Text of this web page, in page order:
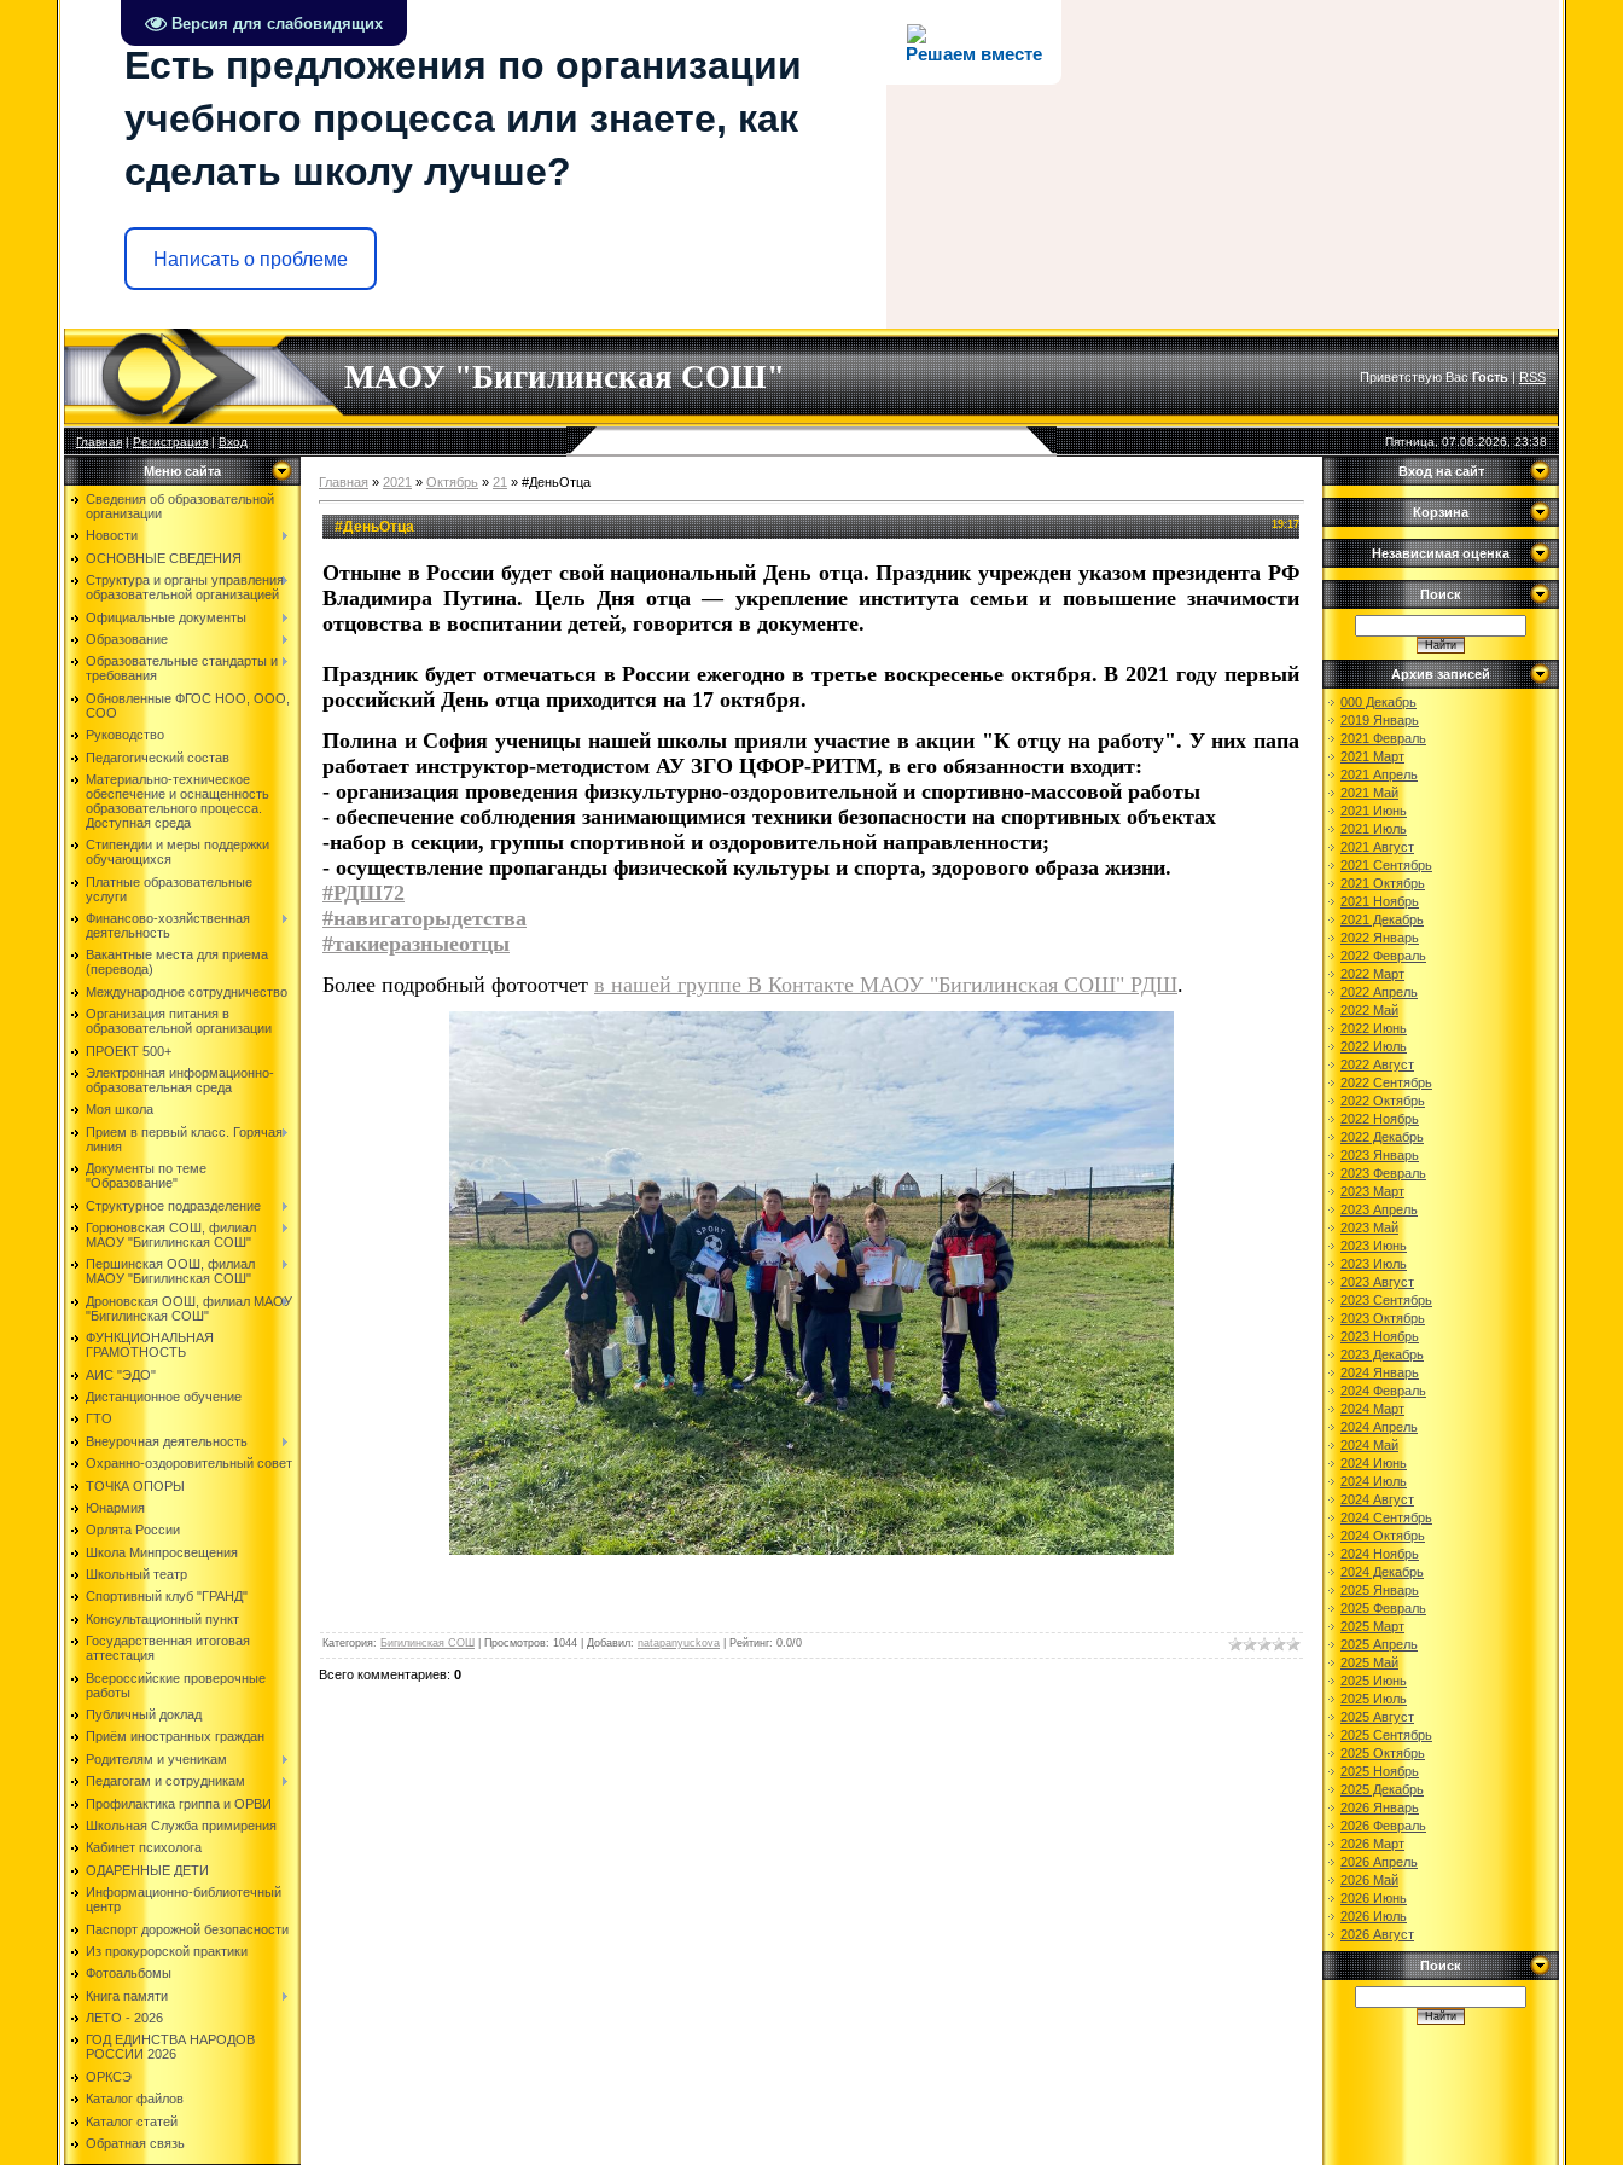
Версия для слабовидящих
Решаем вместе
Есть предложения по организации
учебного процесса или знаете, как
сделать школу лучше?
Написать о проблеме
МАОУ "Бигилинская СОШ" Приветствую Вас Гость|RSS
Главная|Регистрация|Вход Пятница, 07.08.2026, 23:38
Меню сайта
Сведения об образовательной
организации
Новости
ОСНОВНЫЕ СВЕДЕНИЯ
Структура и органы управления
образовательной организацией
Официальные документы
Образование
Образовательные стандарты и
требования
Обновленные ФГОС НОО, ООО,
СОО
Руководство
Педагогический состав
Материально-техническое
обеспечение и оснащенность
образовательного процесса.
Доступная среда
Стипендии и меры поддержки
обучающихся
Платные образовательные
услуги
Финансово-хозяйственная
деятельность
Вакантные места для приема
(перевода)
Международное сотрудничество
Организация питания в
образовательной организации
ПРОЕКТ 500+
Электронная информационно-
образовательная среда
Моя школа
Прием в первый класс. Горячая
линия
Документы по теме
"Образование"
Структурное подразделение
Горюновская СОШ, филиал
МАОУ "Бигилинская СОШ"
Першинская ООШ, филиал
МАОУ "Бигилинская СОШ"
Дроновская ООШ, филиал МАОУ
"Бигилинская СОШ"
ФУНКЦИОНАЛЬНАЯ
ГРАМОТНОСТЬ
АИС "ЭДО"
Дистанционное обучение
ГТО
Внеурочная деятельность
Охранно-оздоровительный совет
ТОЧКА ОПОРЫ
Юнармия
Орлята России
Школа Минпросвещения
Школьный театр
Спортивный клуб "ГРАНД"
Консультационный пункт
Государственная итоговая
аттестация
Всероссийские проверочные
работы
Публичный доклад
Приём иностранных граждан
Родителям и ученикам
Педагогам и сотрудникам
Профилактика гриппа и ОРВИ
Школьная Служба примирения
Кабинет психолога
ОДАРЕННЫЕ ДЕТИ
Информационно-библиотечный
центр
Паспорт дорожной безопасности
Из прокурорской практики
Фотоальбомы
Книга памяти
ЛЕТО - 2026
ГОД ЕДИНСТВА НАРОДОВ
РОССИИ 2026
ОРКСЭ
Каталог файлов
Каталог статей
Обратная связь
Главная » 2021 » Октябрь » 21 » #ДеньОтца
19:17
#ДеньОтца
Отныне в России будет свой национальный День отца. Праздник учрежден указом президента РФ
Владимира Путина. Цель Дня отца — укрепление института семьи и повышение значимости
отцовства в воспитании детей, говорится в документе.
Праздник будет отмечаться в России ежегодно в третье воскресенье октября. В 2021 году первый
российский День отца приходится на 17 октября.
Полина и София ученицы нашей школы прияли участие в акции "К отцу на работу". У них папа
работает инструктор-методистом АУ ЗГО ЦФОР-РИТМ, в его обязанности входит:
- организация проведения физкультурно-оздоровительной и спортивно-массовой работы
- обеспечение соблюдения занимающимися техники безопасности на спортивных объектах
-набор в секции, группы спортивной и оздоровительной направленности;
- осуществление пропаганды физической культуры и спорта, здорового образа жизни.
#РДШ72
#навигаторыдетства
#такиеразныеотцы
Более подробный фотоотчет в нашей группе В Контакте МАОУ "Бигилинская СОШ" РДШ.
Категория: Бигилинская СОШ Просмотров: 1044 Добавил: natapanyuckova Рейтинг: 0.0/0
Всего комментариев: 0
Вход на сайт
Корзина
Независимая оценка
Поиск
Архив записей
000 Декабрь
2019 Январь
2021 Февраль
2021 Март
2021 Апрель
2021 Май
2021 Июнь
2021 Июль
2021 Август
2021 Сентябрь
2021 Октябрь
2021 Ноябрь
2021 Декабрь
2022 Январь
2022 Февраль
2022 Март
2022 Апрель
2022 Май
2022 Июнь
2022 Июль
2022 Август
2022 Сентябрь
2022 Октябрь
2022 Ноябрь
2022 Декабрь
2023 Январь
2023 Февраль
2023 Март
2023 Апрель
2023 Май
2023 Июнь
2023 Июль
2023 Август
2023 Сентябрь
2023 Октябрь
2023 Ноябрь
2023 Декабрь
2024 Январь
2024 Февраль
2024 Март
2024 Апрель
2024 Май
2024 Июнь
2024 Июль
2024 Август
2024 Сентябрь
2024 Октябрь
2024 Ноябрь
2024 Декабрь
2025 Январь
2025 Февраль
2025 Март
2025 Апрель
2025 Май
2025 Июнь
2025 Июль
2025 Август
2025 Сентябрь
2025 Октябрь
2025 Ноябрь
2025 Декабрь
2026 Январь
2026 Февраль
2026 Март
2026 Апрель
2026 Май
2026 Июнь
2026 Июль
2026 Август
Поиск